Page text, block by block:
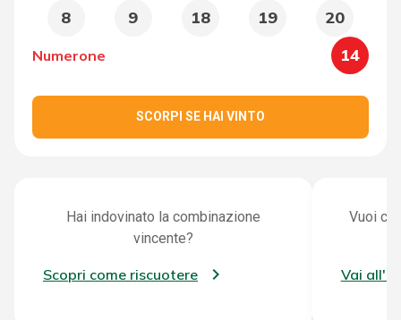
8 9 18 19 20
Numerone 14
SCORPI SE HAI VINTO
Hai indovinato la combinazione
vincente?
Scopri come riscuotere
Vuoi
Vai